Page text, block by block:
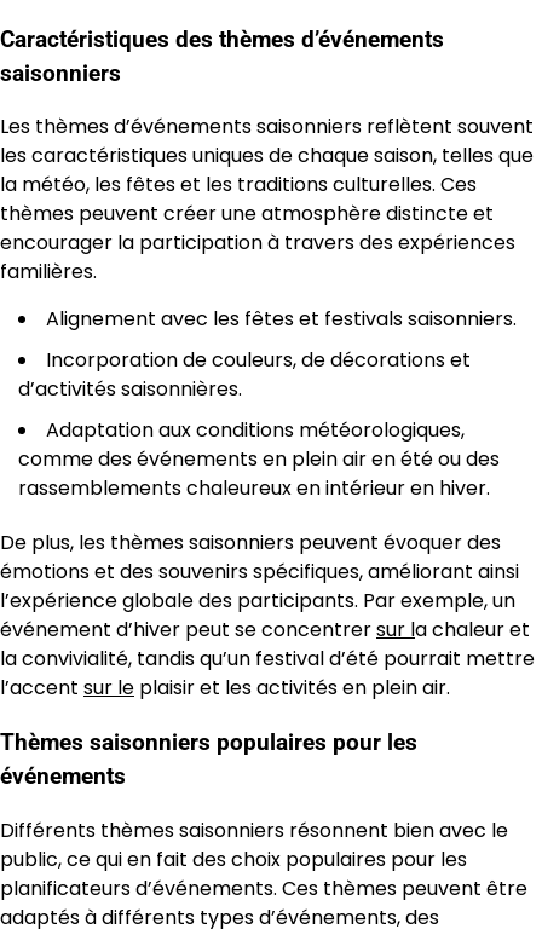
Caractéristiques des thèmes d’événements
saisonniers
Les thèmes d’événements saisonniers reflètent souvent
les caractéristiques uniques de chaque saison, telles que
la météo, les fêtes et les traditions culturelles. Ces
thèmes peuvent créer une atmosphère distincte et
encourager la participation à travers des expériences
familières.
Alignement avec les fêtes et festivals saisonniers.
Incorporation de couleurs, de décorations et
d’activités saisonnières.
Adaptation aux conditions météorologiques,
comme des événements en plein air en été ou des
rassemblements chaleureux en intérieur en hiver.
De plus, les thèmes saisonniers peuvent évoquer des
émotions et des souvenirs spécifiques, améliorant ainsi
l’expérience globale des participants. Par exemple, un
événement d’hiver peut se concentrersur la chaleur et
la convivialité, tandis qu’un festival d’été pourrait mettre
l’accent sur le plaisir et les activités en plein air.
Thèmes saisonniers populaires pour les
événements
Différents thèmes saisonniers résonnent bien avec le
public, ce qui en fait des choix populaires pour les
planificateurs d’événements. Ces thèmes peuvent être
adaptés à différents types d’événements, des